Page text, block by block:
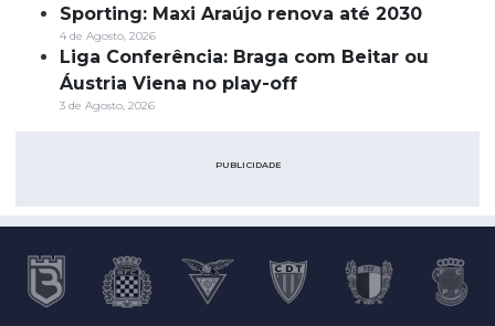
Sporting: Maxi Araújo renova até 2030
4 de Agosto, 2026
Liga Conferência: Braga com Beitar ou
Áustria Viena no play-off
3 de Agosto, 2026
PUBLICIDADE